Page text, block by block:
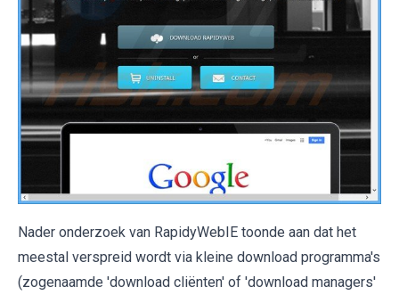
Nader onderzoek van RapidyWebIE toonde aan dat het
meestal verspreid wordt via kleine download programma's
(zogenaamde 'download cliënten' of 'download managers'